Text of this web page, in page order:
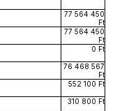
77 564 450
Ft
77 564 450
Ft
0 Ft
76 468 567
Ft
552 100 Ft
310 800 Ft